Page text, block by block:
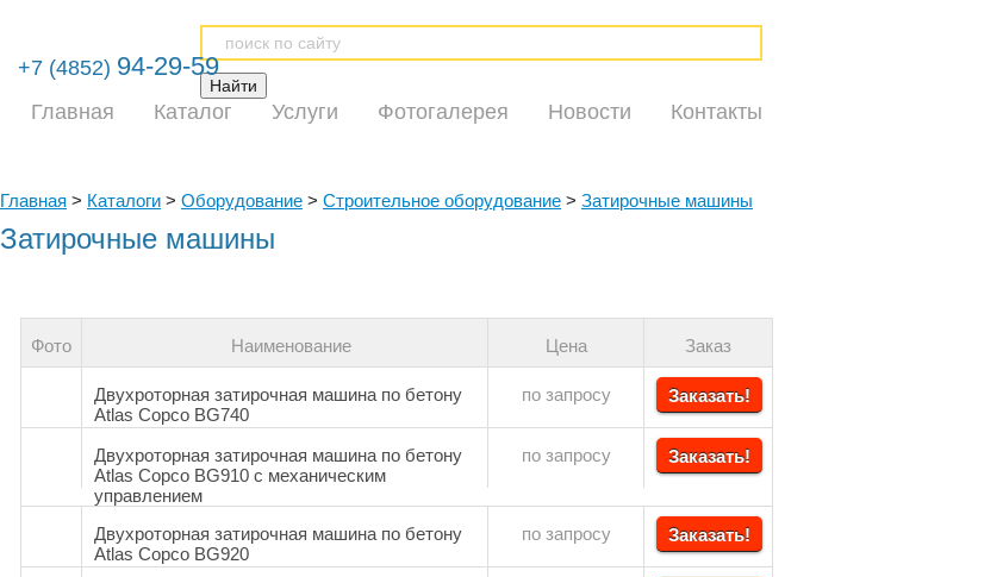
+7 (4852) 94-29-59
Главная Каталог Услуги Фотогалерея Новости Контакты
Главная > Каталоги > Оборудование > Строительное оборудование > Затирочные машины
Затирочные машины
Фото Наименование Цена Заказ
Двухроторная затирочная машина по бетону
Atlas Copco BG740
по запросу Заказать!
Двухроторная затирочная машина по бетону
Atlas Copco BG910 с механическим
управлением
по запросу Заказать!
Двухроторная затирочная машина по бетону
Atlas Copco BG920
по запросу Заказать!